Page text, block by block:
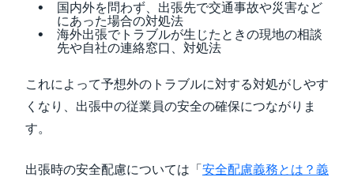
国内外を問わず、出張先で交通事故や災害など
にあった場合の対処法
海外出張でトラブルが生じたときの現地の相談
先や自社の連絡窓口、対処法
これによって予想外のトラブルに対する対処がしやす
くなり、出張中の従業員の安全の確保につながりま
す。
出張時の安全配慮については「 安全配慮義務とは？義